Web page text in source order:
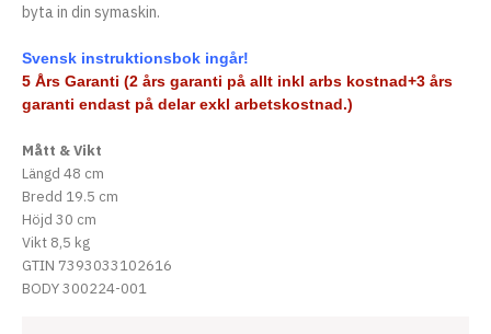
byta in din symaskin.
Svensk instruktionsbok ingår!
5 Års Garanti (2 års garanti på allt inkl arbs kostnad+3 års
garanti endast på delar exkl arbetskostnad.)
Mått & Vikt
Längd 48 cm
Bredd 19.5 cm
Höjd 30 cm
Vikt 8,5 kg
GTIN 7393033102616
BODY 300224-001